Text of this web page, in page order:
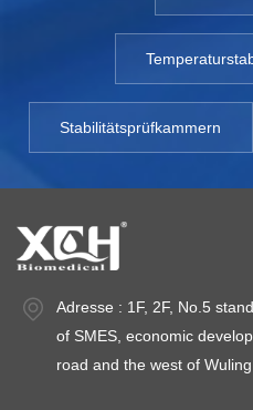
Stabilitätsprüfkammern
Adresse : 1F, 2F, No.5
of SMES, economic
road and the west of